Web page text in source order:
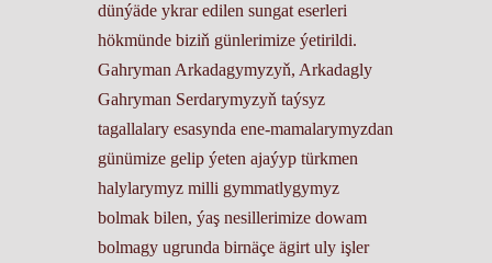
dünýäde ykrar edilen sungat eserleri
hökmünde biziň günlerimize ýetirildi.
Gahryman Arkadagymyzyň, Arkadagly
Gahryman Serdarymyzyň taýsyz
tagallalary esasynda ene-mamalarymyzdan
günümize gelip ýeten ajaýyp türkmen
halylarymyz milli gymmatlygymyz
bolmak bilen, ýaş nesillerimize dowam
bolmagy ugrunda birnäçe ägirt uly işler